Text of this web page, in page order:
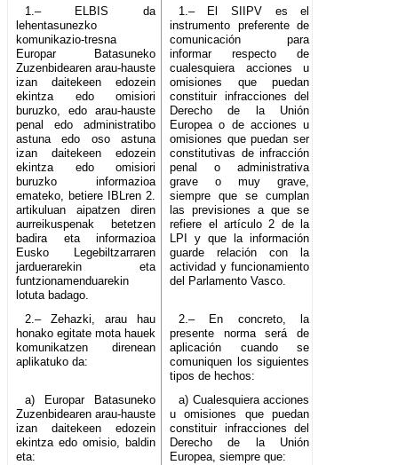
1.– ELBIS da
lehentasunezko
komunikazio-tresna
Europar Batasuneko
Zuzenbidearen arau-hauste
izan daitekeen edozein
ekintza edo omisiori
buruzko, edo arau-hauste
penal edo administratibo
astuna edo oso astuna
izan daitekeen edozein
ekintza edo omisiori
buruzko informazioa
emateko, betiere IBLren 2.
artikuluan aipatzen diren
aurreikuspenak betetzen
badira eta informazioa
Eusko Legebiltzarraren
jarduerarekin eta
funtzionamenduarekin
lotuta badago.
1.– El SIIPV es el
instrumento preferente de
comunicación para
informar respecto de
cualesquiera acciones u
omisiones que puedan
constituir infracciones del
Derecho de la Unión
Europea o de acciones u
omisiones que puedan ser
constitutivas de infracción
penal o administrativa
grave o muy grave,
siempre que se cumplan
las previsiones a que se
refiere el artículo 2 de la
LPI y que la información
guarde relación con la
actividad y funcionamiento
del Parlamento Vasco.
2.– Zehazki, arau hau
honako egitate mota hauek
komunikatzen direnean
aplikatuko da:
2.– En concreto, la
presente norma será de
aplicación cuando se
comuniquen los siguientes
tipos de hechos:
a) Europar Batasuneko
Zuzenbidearen arau-hauste
izan daitekeen edozein
ekintza edo omisio, baldin
eta:
a) Cualesquiera acciones
u omisiones que puedan
constituir infracciones del
Derecho de la Unión
Europea, siempre que: